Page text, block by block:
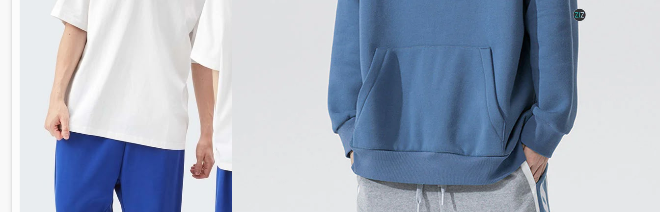
nơi bán phôi áo thun unisex tại TP.HCM
Phôi Áo Thun Cotton 100% Unisex
phôi áo khoác
phôi áo thun 250gsm
phôi áo thun trơn
phôi áo thun trơn form rộng
phôi áo thun unisex giá sỉ
sỉ áo thun trơn unisex chất đẹp
tìm áo thun trẻ em
xưởng cung cấp áo thun
xưởng may áo khoác
xưởng may áo thun
xưởng may áo thun trơn
xưởng may áo đồng phục
xưởng may đồng phục
xưởng phôi áo thun oversize
áo khoác hoodies
áo khoác kéo zip
áo thun 250gsm
áo thun cao cấp giá sỉ
áo thun giá rẻ
áo thun giá sỉ